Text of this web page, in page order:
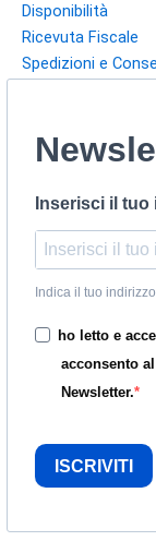
Disponibilità
Ricevuta Fiscale
Spedizioni e
Inserisci il
Indica il tuo
ho letto e
acconsento
Newsletter.
ISCRIVITI